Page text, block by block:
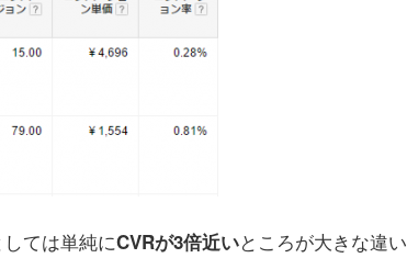
ては単純にCVRが3倍近いところが大きな違い